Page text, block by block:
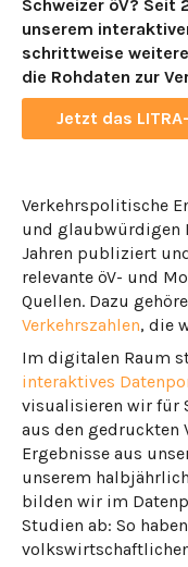
Schweizer öV? Seit
unserem
schrittweise
die Rohdaten zur
Jetzt das
Verkehrspolitische
und glaubwürdigen
Jahren publiziert
relevante öV- und
Quellen. Dazu
Verkehrszahlen, die
Im digitalen Raum
interaktives
visualisieren wir für
aus den gedruckten
Ergebnisse aus
unserem
bilden wir im
Studien ab: So